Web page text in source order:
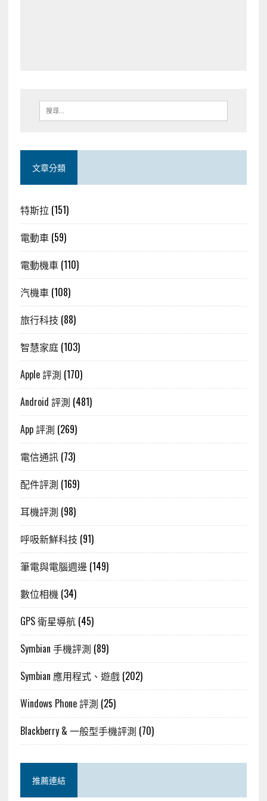
文章分類
特斯拉 (151)
電動車(59)
電動機車(110)
汽機車(108)
旅行科技 (88)
智慧家庭(103)
Apple 評測 (170)
Android 評測 (481)
App 評測 (269)
電信通訊(73)
配件評測 (169)
耳機評測 (98)
呼吸新鮮科技 (91)
筆電與電腦週邊 (149)
數位相機 (34)
GPS 衛星導航(45)
Symbian 手機評測 (89)
Symbian 應用程式、遊戲(202)
Windows Phone 評測 (25)
Blackberry & 一般型手機評測 (70)
推薦連結